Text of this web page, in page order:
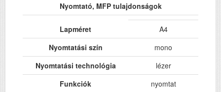
Nyomtató, MFP tulajdonságok
Lapméret
A4
Nyomtatási szín
mono
Nyomtatási technológia
lézer
Funkciók
nyomtat